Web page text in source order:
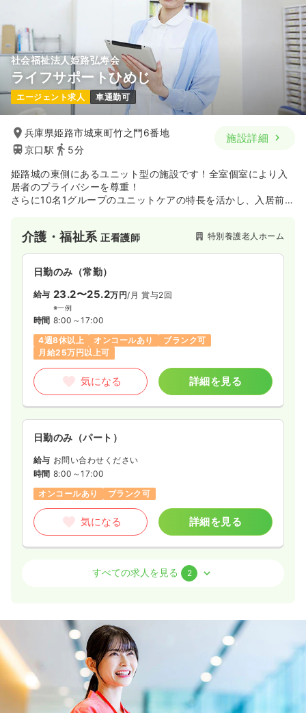
詳細を見る
オペ室(手術室)正看護師
日勤のみ（常勤）
給与 27.2〜29.3万円/月 賞与2ヶ月
※一例
日祝休み
4週8休以上
第二新卒可
月給29万円以上可
お問い合わせください
時間 8:45～17:30
日祝休み
オンコールあり ブランク可 第二新卒可
気になる 詳細を見る
透析
給与 23.9〜26.0
時間 7:45～17:30
日祝休み
月給26万円以上可
気になる 詳細を見る
日勤のみ（常勤） 一時募集休止
21.9〜23.0万円/月
時間 8:15～17:00（休憩60分）
日祝休み
月給23万円以上可
社会福祉法人姫路弘寿会
ライフサポートひめじ
エージェント求人 車通勤可
兵庫県姫路市城東町竹之門6番地
京口駅
5分
施設詳細
姫路城の東側にあるユニット型の施設です！全室個室により入
居者のプライバシーを尊重！
さらに10名1グループのユニットケアの特長を活かし、入居前の
介護・福祉系正看護師 特別養護老人ホーム
日勤のみ（常勤）
給与 23.2〜25.2万円/月 賞与2回
※一例
時間 8:00～17:00
4週8休以上
オンコールあり
ブランク可
月給25万円以上可
気になる 詳細を見る
日勤のみ（パート）
給与 お問い合わせください
時間 8:00～17:00
オンコールあり
ブランク可
気になる 詳細を見る
介護・福祉系正看護師 デイケア・デイサービス
21.5〜26.5万円
※一例
8:30～17:30（休憩60分）
月給26万円以上可
気になる 詳細を見る
すべての求人を見る 2